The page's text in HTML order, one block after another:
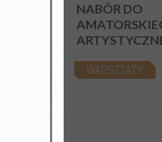
NABÓR DO
WARSZTATY